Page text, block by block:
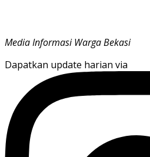
Media Informasi Warga Bekasi
Dapatkan update harian via